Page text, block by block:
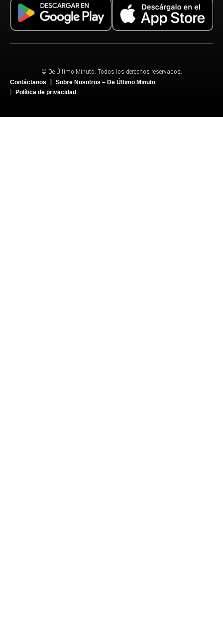
© De Último Minuto. Todos los derechos reservados.
Contáctanos
Sobre Nosotros – De Último Minuto
Política de privacidad